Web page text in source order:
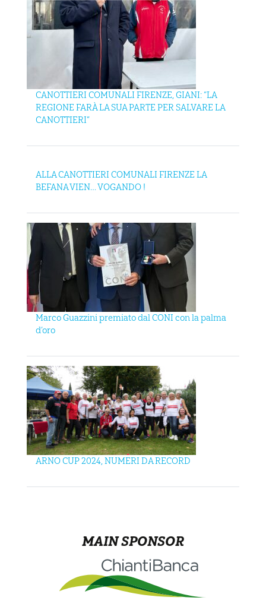
CANOTTIERI COMUNALI FIRENZE, GIANI: “LA
REGIONE FARÀ LA SUA PARTE PER SALVARE LA
CANOTTIERI”
ALLA CANOTTIERI COMUNALI FIRENZE LA
BEFANA VIEN… VOGANDO !
Marco Guazzini premiato dal CONI con la palma
d’oro
ARNO CUP 2024, NUMERI DA RECORD
MAIN SPONSOR